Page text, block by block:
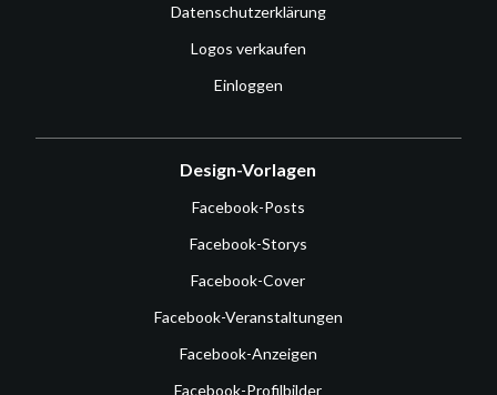
Datenschutzerklärung
Logos verkaufen
Einloggen
Design-Vorlagen
Facebook-Posts
Facebook-Storys
Facebook-Cover
Facebook-Veranstaltungen
Facebook-Anzeigen
Facebook-Profilbilder